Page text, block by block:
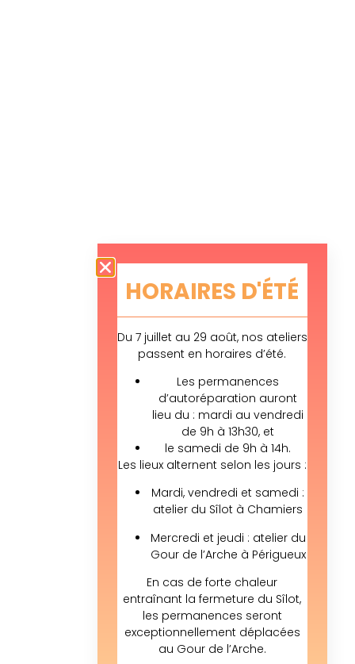
HORAIRES D'ÉTÉ
Du 7 juillet au 29 août, nos ateliers
passent en horaires d’été.
Les permanences
d’autoréparation auront
lieu du : mardi au vendredi
de 9h à 13h30, et
le samedi de 9h à 14h.
Les lieux alternent selon les jours :
Mardi, vendredi et samedi :
atelier du Sîlot à Chamiers
Mercredi et jeudi : atelier du
Gour de l’Arche à Périgueux
En cas de forte chaleur
entraînant la fermeture du Sîlot,
les permanences seront
exceptionnellement déplacées
au Gour de l’Arche.